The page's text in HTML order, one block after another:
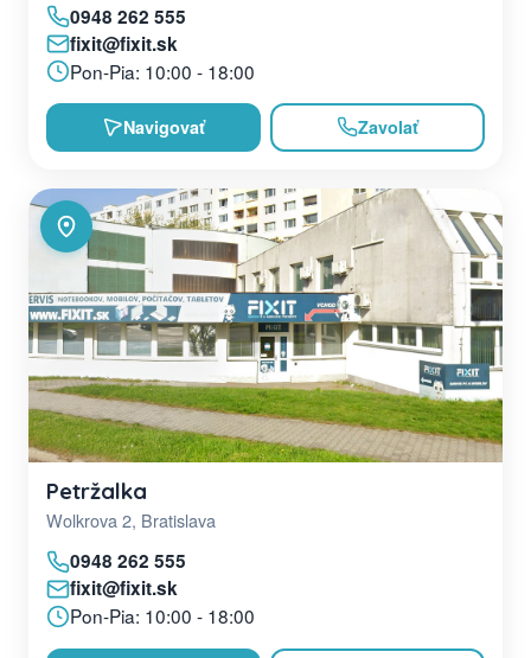
0948 262 555
fixit@fixit.sk
Pon-Pia: 10:00 - 18:00
Navigovať Zavolať
Petržalka
Wolkrova 2, Bratislava
0948 262 555
fixit@fixit.sk
Pon-Pia: 10:00 - 18:00